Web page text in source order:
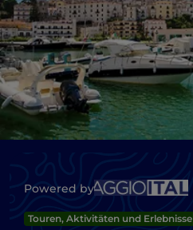
Powered by
Touren, Aktivitäten und Erlebnisse